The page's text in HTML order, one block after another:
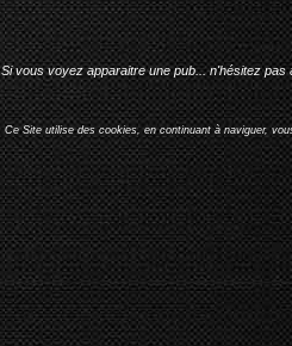
Si vous voyez apparaitre une pub... n'hésitez
Ce Site utilise des cookies, en continuant à naviguer,